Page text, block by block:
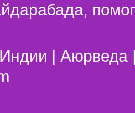
| Аюрведа